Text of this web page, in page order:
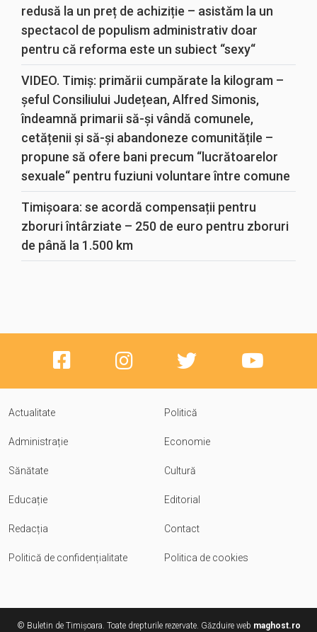
redusă la un preț de achiziție – asistăm la un
spectacol de populism administrativ doar
pentru că reforma este un subiect “sexy“
VIDEO. Timiș: primării cumpărate la kilogram –
șeful Consiliului Județean, Alfred Simonis,
îndeamnă primarii să-și vândă comunele,
cetățenii și să-și abandoneze comunitățile –
propune să ofere bani precum “lucrătoarelor
sexuale“ pentru fuziuni voluntare între comune
Timișoara: se acordă compensații pentru
zboruri întârziate – 250 de euro pentru zboruri
de până la 1.500 km
Actualitate Politică
Administrație Economie
Sănătate Cultură
Educație Editorial
Redacția Contact
Politică de confidențialitate Politica de cookies
© Buletin de Timișoara. Toate drepturile rezervate. Găzduire web maghost.ro